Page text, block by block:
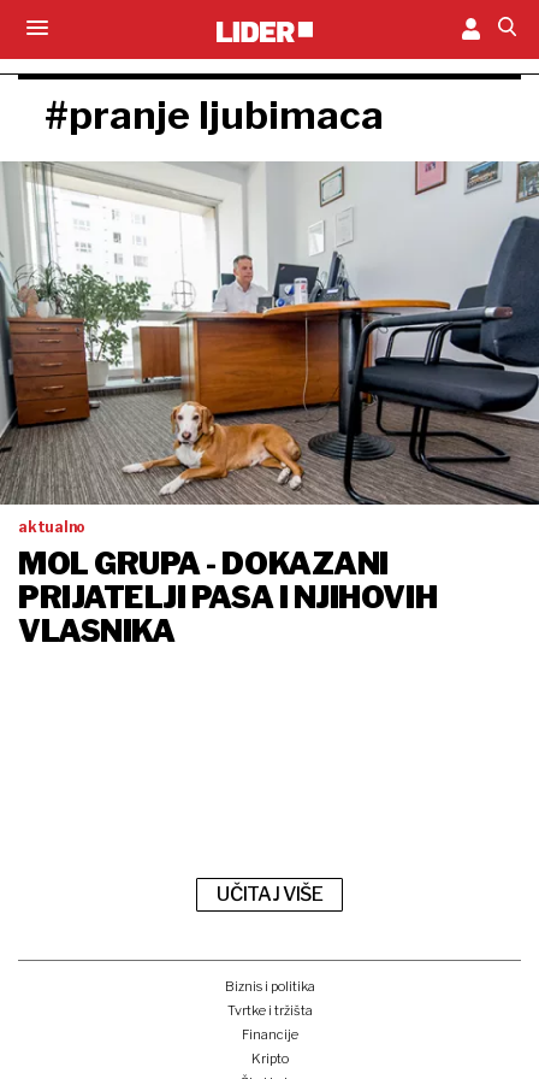
#pranje ljubimaca
aktualno
MOL GRUPA - DOKAZANI
PRIJATELJI PASA I NJIHOVIH
VLASNIKA
UČITAJ VIŠE
Biznis i politika
Tvrtke i tržišta
Financije
Kripto